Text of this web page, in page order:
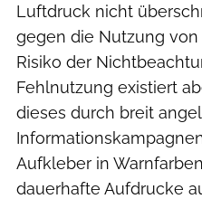
Luftdruck nicht
gegen die Nutzung
Risiko der
Fehlnutzung existiert
dieses durch breit
Aufkleber in
dauerhafte Aufdrucke